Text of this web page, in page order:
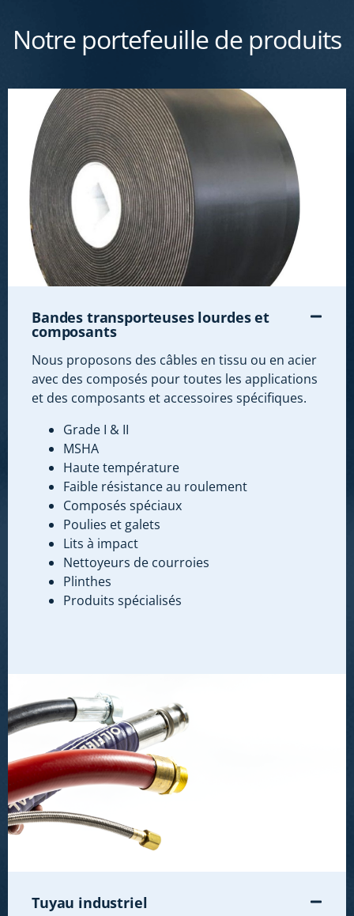
Notre portefeuille de produits
Bandes transporteuses lourdes et
composants
Nous proposons des câbles en tissu ou en acier
avec des composés pour toutes les applications
et des composants et accessoires spécifiques.
Grade I & II
MSHA
Haute température
Faible résistance au roulement
Composés spéciaux
Poulies et galets
Lits à impact
Nettoyeurs de courroies
Plinthes
Produits spécialisés
Tuyau industriel